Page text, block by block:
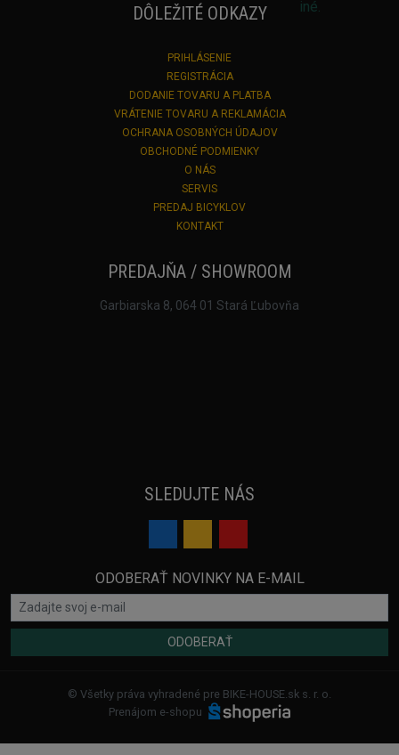
DÔLEŽITÉ ODKAZY
PRIHLÁSENIE
REGISTRÁCIA
DODANIE TOVARU A PLATBA
VRÁTENIE TOVARU A REKLAMÁCIA
OCHRANA OSOBNÝCH ÚDAJOV
OBCHODNÉ PODMIENKY
O NÁS
SERVIS
PREDAJ BICYKLOV
KONTAKT
PREDAJŇA / SHOWROOM
Garbiarska 8, 064 01 Stará Ľubovňa
SLEDUJTE NÁS
ODOBERAŤ NOVINKY NA E-MAIL
ODOBERAŤ
© Všetky práva vyhradené pre BIKE-HOUSE.sk s. r. o.
Prenájom e-shopu